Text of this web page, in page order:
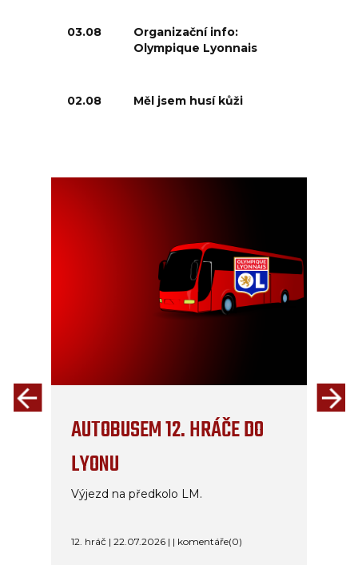
03.08
Organizační info:
Olympique Lyonnais
02.08 Měl jsem husí kůži
AUTOBUSEM 12. HRÁČE DO
LYONU
Výjezd na předkolo LM.
12. hráč | 22.07.2026 | | komentáře(0)